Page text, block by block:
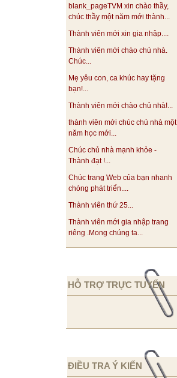
blank_pageTVM xin chào thầy,
chúc thầy một năm mới thành...
Thành viên mới xin gia nhập....
Thành viên mới chào chủ nhà.
Chúc...
Mẹ yêu con, ca khúc hay tặng
bạn!...
Thành viên mới chào chủ nhà!...
thành viên mới chúc chủ nhà một
năm học mới...
Chúc chủ nhà mạnh khỏe -
Thành đạt !...
Chúc trang Web của bạn nhanh
chóng phát triển....
Thành viên thứ 25...
Thành viên mới gia nhập trang
riêng .Mong chúng ta...
HỖ TRỢ TRỰC TUYẾN
ĐIỀU TRA Ý KIẾN